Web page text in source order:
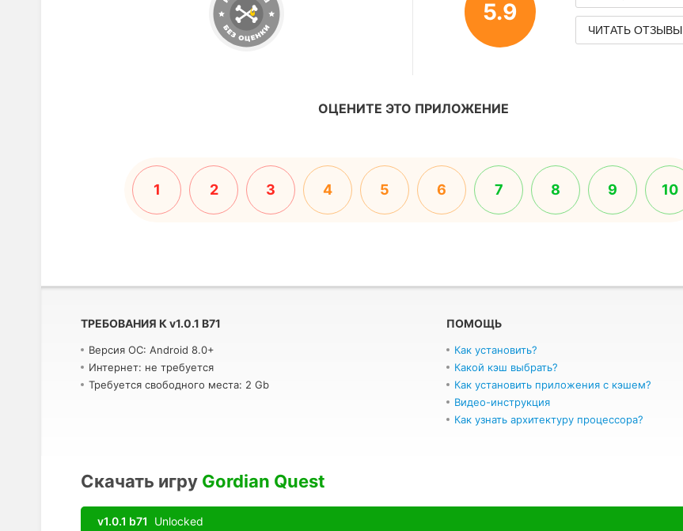
5.9
ЧИТАТЬ ОТЗЫВЫ
ОЦЕНИТЕ ЭТО ПРИЛОЖЕНИЕ
1 2 3 4 5 6 7 8 9 10
ТРЕБОВАНИЯ К v1.0.1 B71
Версия ОС: Android 8.0+
Интернет: не требуется
Требуется свободного места: 2 Gb
ПОМОЩЬ
Как установить?
Какой кэш выбрать?
Как установить приложения с кэшем?
Видео-инструкция
Как узнать архитектуру процессора?
Скачать игру Gordian Quest
v1.0.1 b71 Unlocked